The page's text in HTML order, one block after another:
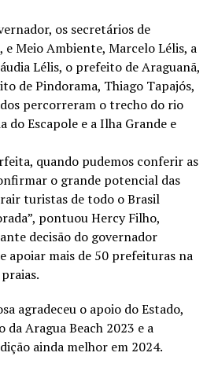
os secretários de
Meio Ambiente, Marcelo Lélis, a
Lélis, o prefeito de Araguanã,
de Pindorama, Thiago Tapajós,
percorreram o trecho do rio
do Escapole e a Ilha Grande e
quando pudemos conferir as
o grande potencial das
turistas de todo o Brasil
pontuou Hercy Filho,
decisão do governador
apoiar mais de 50 prefeituras na
agradeceu o apoio do Estado,
da Aragua Beach 2023 e a
ainda melhor em 2024.